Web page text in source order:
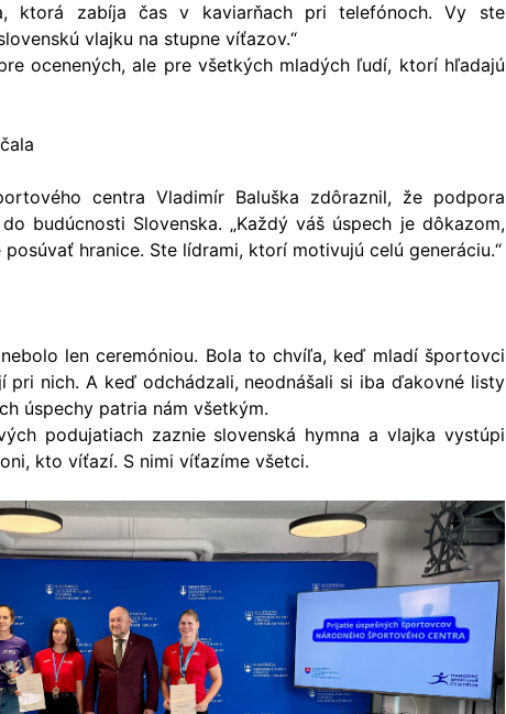
ktorá zabíja čas v kaviarňach pri telefónoch. Vy ste
vlajku na stupne víťazov.“
ocenených, ale pre všetkých mladých ľudí, ktorí hľadajú
centra Vladimír Baluška zdôraznil, že podpora
budúcnosti Slovenska. „Každý váš úspech je dôkazom,
hranice. Ste lídrami, ktorí motivujú celú generáciu.“
len ceremóniou. Bola to chvíľa, keď mladí športovci
pri nich. A keď odchádzali, neodnášali si iba ďakovné listy
úspechy patria nám všetkým.
podujatiach zaznie slovenská hymna a vlajka vystúpi
kto víťazí. S nimi víťazíme všetci.